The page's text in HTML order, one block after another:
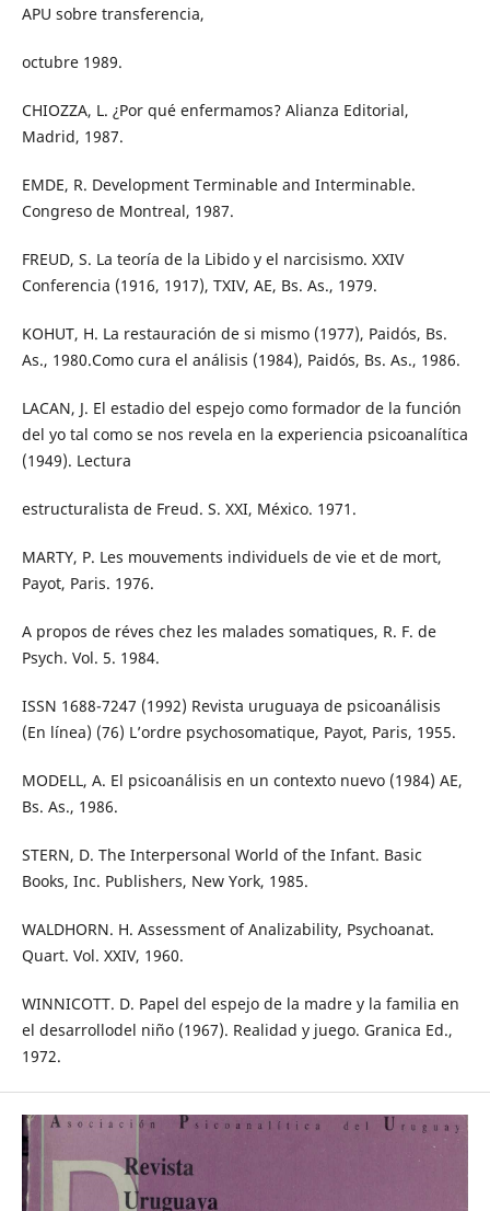
APU sobre transferencia,
octubre 1989.
CHIOZZA, L. ¿Por qué enfermamos? Alianza Editorial,
Madrid, 1987.
EMDE, R. Development Terminable and Interminable.
Congreso de Montreal, 1987.
FREUD, S. La teoría de la Libido y el narcisismo. XXIV
Conferencia (1916, 1917), TXIV, AE, Bs. As., 1979.
KOHUT, H. La restauración de si mismo (1977), Paidós, Bs.
As., 1980.Como cura el análisis (1984), Paidós, Bs. As., 1986.
LACAN, J. El estadio del espejo como formador de la función
del yo tal como se nos revela en la experiencia psicoanalítica
(1949). Lectura
estructuralista de Freud. S. XXI, México. 1971.
MARTY, P. Les mouvements individuels de vie et de mort,
Payot, Paris. 1976.
A propos de réves chez les malades somatiques, R. F. de
Psych. Vol. 5. 1984.
ISSN 1688-7247 (1992) Revista uruguaya de psicoanálisis
(En línea) (76) L’ordre psychosomatique, Payot, Paris, 1955.
MODELL, A. El psicoanálisis en un contexto nuevo (1984) AE,
Bs. As., 1986.
STERN, D. The Interpersonal World of the Infant. Basic
Books, Inc. Publishers, New York, 1985.
WALDHORN. H. Assessment of Analizability, Psychoanat.
Quart. Vol. XXIV, 1960.
WINNICOTT. D. Papel del espejo de la madre y la familia en
el desarrollodel niño (1967). Realidad y juego. Granica Ed.,
1972.